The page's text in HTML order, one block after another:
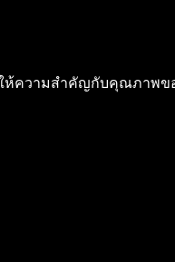
ให้ความสำคัญกับคุณภาพ